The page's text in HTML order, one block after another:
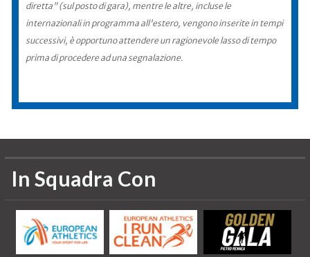
diretta" (sul posto di gara), mentre le altre, incluse le
internazionali in programma all'estero, vengono inserite in tempi
successivi, è opportuno attendere un ragionevole lasso di tempo
prima di procedere ad una segnalazione.
In Squadra Con